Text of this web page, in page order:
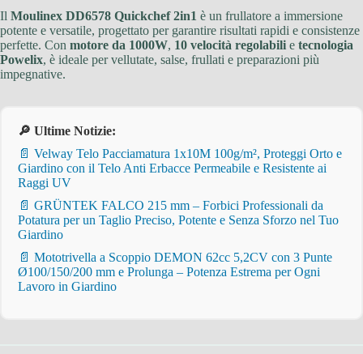
Il Moulinex DD6578 Quickchef 2in1 è un frullatore a immersione
potente e versatile, progettato per garantire risultati rapidi e consistenze
perfette. Con motore da 1000W, 10 velocità regolabili e tecnologia
Powelix, è ideale per vellutate, salse, frullati e preparazioni più
impegnative.
🔎 Ultime Notizie:
📄 Velway Telo Pacciamatura 1x10M 100g/m², Proteggi Orto e
Giardino con il Telo Anti Erbacce Permeabile e Resistente ai
Raggi UV
📄 GRÜNTEK FALCO 215 mm – Forbici Professionali da
Potatura per un Taglio Preciso, Potente e Senza Sforzo nel Tuo
Giardino
📄 Mototrivella a Scoppio DEMON 62cc 5,2CV con 3 Punte
Ø100/150/200 mm e Prolunga – Potenza Estrema per Ogni
Lavoro in Giardino